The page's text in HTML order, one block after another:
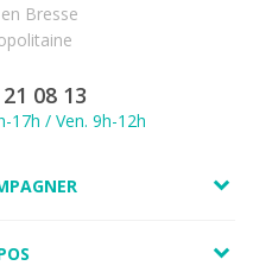
Bresse
08 13
17h / Ven. 9h-12h